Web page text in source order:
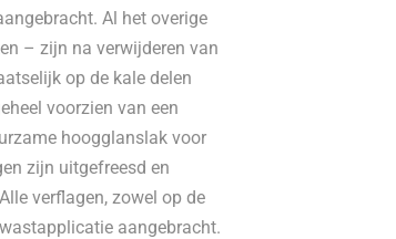
Al het overige
– zijn na verwijderen van
op de kale delen
voorzien van een
hoogglanslak voor
zijn uitgefreesd en
verflagen, zowel op de
aangebracht.